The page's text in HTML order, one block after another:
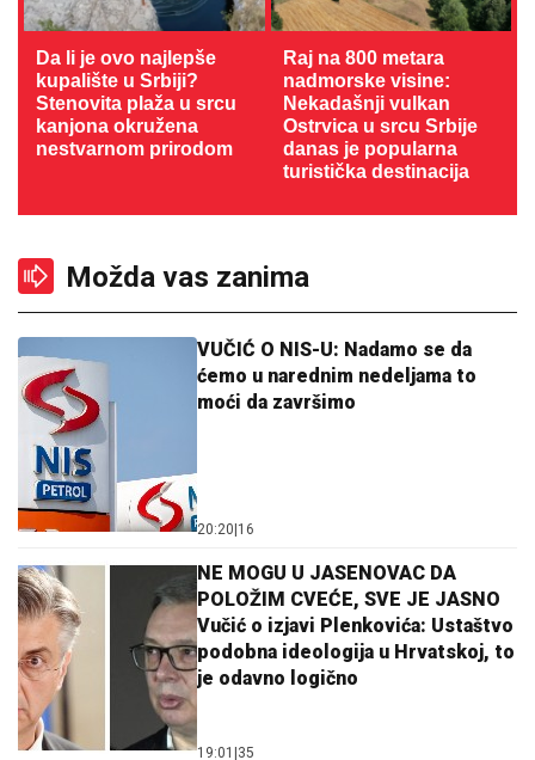
Da li je ovo najlepše
kupalište u Srbiji?
Stenovita plaža u srcu
kanjona okružena
nestvarnom prirodom
Raj na 800 metara
nadmorske visine:
Nekadašnji vulkan
Ostrvica u srcu Srbije
danas je popularna
turistička destinacija
Možda vas zanima
VUČIĆ O NIS-U: Nadamo se da
ćemo u narednim nedeljama to
moći da završimo
20:20|16
NE MOGU U JASENOVAC DA
POLOŽIM CVEĆE, SVE JE JASNO
Vučić o izjavi Plenkovića: Ustaštvo
podobna ideologija u Hrvatskoj, to
je odavno logično
19:01 |35